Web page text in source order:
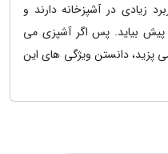
زیادی در آشپزخانه دارند و
پیش بیاید. پس اگر آشپزی می
پزید، دانستن ویژگی های این